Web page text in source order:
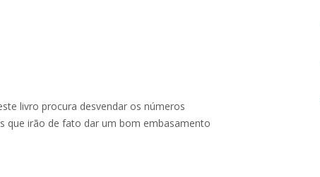
livro procura desvendar os números
que irão de fato dar um bom embasamento